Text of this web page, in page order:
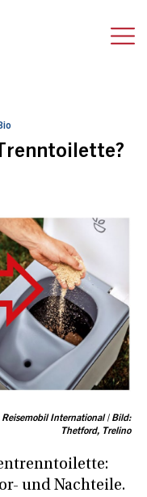
Reisemobil International | Bild:
Thetford, Trelino
und Nachteile.